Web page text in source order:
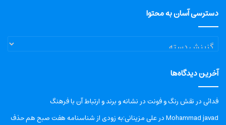
دسترسی آسان به محتوا
دسترسی
آسان
محتوا
آخرین دیدگاه‌ها
فدائیدرنقش رنگ و فونت در نشانه و برند و ارتباط آن با فرهنگ
Mohammad javadدرعلی مزینانی:به زودی از شناسنامه هفت صبح هم حذف